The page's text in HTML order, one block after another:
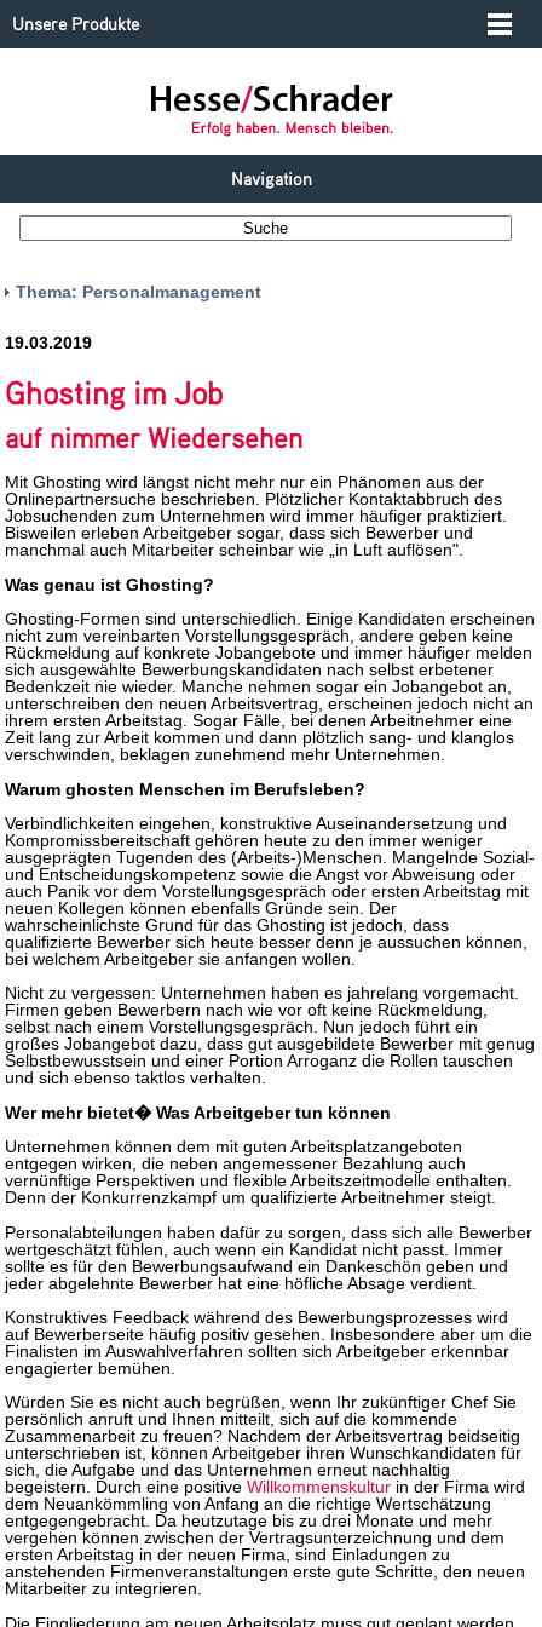
Unsere Produkte
Navigation
Thema: Personalmanagement
19.03.2019
Ghosting im Job
auf nimmer Wiedersehen
Mit Ghosting wird längst nicht mehr nur ein Phänomen aus der
Onlinepartnersuche beschrieben. Plötzlicher Kontaktabbruch des
Jobsuchenden zum Unternehmen wird immer häufiger praktiziert.
Bisweilen erleben Arbeitgeber sogar, dass sich Bewerber und
manchmal auch Mitarbeiter scheinbar wie „in Luft auflösen".
Was genau ist Ghosting?
Ghosting-Formen sind unterschiedlich. Einige Kandidaten erscheinen
nicht zum vereinbarten Vorstellungsgespräch, andere geben keine
Rückmeldung auf konkrete Jobangebote und immer häufiger melden
sich ausgewählte Bewerbungskandidaten nach selbst erbetener
Bedenkzeit nie wieder. Manche nehmen sogar ein Jobangebot an,
unterschreiben den neuen Arbeitsvertrag, erscheinen jedoch nicht an
ihrem ersten Arbeitstag. Sogar Fälle, bei denen Arbeitnehmer eine
Zeit lang zur Arbeit kommen und dann plötzlich sang- und klanglos
verschwinden, beklagen zunehmend mehr Unternehmen.
Warum ghosten Menschen im Berufsleben?
Verbindlichkeiten eingehen, konstruktive Auseinandersetzung und
Kompromissbereitschaft gehören heute zu den immer weniger
ausgeprägten Tugenden des (Arbeits-)Menschen. Mangelnde Sozial-
und Entscheidungskompetenz sowie die Angst vor Abweisung oder
auch Panik vor dem Vorstellungsgespräch oder ersten Arbeitstag mit
neuen Kollegen können ebenfalls Gründe sein. Der
wahrscheinlichste Grund für das Ghosting ist jedoch, dass
qualifizierte Bewerber sich heute besser denn je aussuchen können,
bei welchem Arbeitgeber sie anfangen wollen.
Nicht zu vergessen: Unternehmen haben es jahrelang vorgemacht.
Firmen geben Bewerbern nach wie vor oft keine Rückmeldung,
selbst nach einem Vorstellungsgespräch. Nun jedoch führt ein
großes Jobangebot dazu, dass gut ausgebildete Bewerber mit genug
Selbstbewusstsein und einer Portion Arroganz die Rollen tauschen
und sich ebenso taktlos verhalten.
Wer mehr bietet� Was Arbeitgeber tun können
Unternehmen können dem mit guten Arbeitsplatzangeboten
entgegen wirken, die neben angemessener Bezahlung auch
vernünftige Perspektiven und flexible Arbeitszeitmodelle enthalten.
Denn der Konkurrenzkampf um qualifizierte Arbeitnehmer steigt.
Personalabteilungen haben dafür zu sorgen, dass sich alle Bewerber
wertgeschätzt fühlen, auch wenn ein Kandidat nicht passt. Immer
sollte es für den Bewerbungsaufwand ein Dankeschön geben und
jeder abgelehnte Bewerber hat eine höfliche Absage verdient.
Konstruktives Feedback während des Bewerbungsprozesses wird
auf Bewerberseite häufig positiv gesehen. Insbesondere aber um die
Finalisten im Auswahlverfahren sollten sich Arbeitgeber erkennbar
engagierter bemühen.
Würden Sie es nicht auch begrüßen, wenn Ihr zukünftiger Chef Sie
persönlich anruft und Ihnen mitteilt, sich auf die kommende
Zusammenarbeit zu freuen? Nachdem der Arbeitsvertrag beidseitig
unterschrieben ist, können Arbeitgeber ihren Wunschkandidaten für
sich, die Aufgabe und das Unternehmen erneut nachhaltig
begeistern. Durch eine positiveWillkommenskultur in der Firma wird
dem Neuankömmling von Anfang an die richtige Wertschätzung
entgegengebracht. Da heutzutage bis zu drei Monate und mehr
vergehen können zwischen der Vertragsunterzeichnung und dem
ersten Arbeitstag in der neuen Firma, sind Einladungen zu
anstehenden Firmenveranstaltungen erste gute Schritte, den neuen
Mitarbeiter zu integrieren.
Die Eingliederung am neuen Arbeitsplatz muss gut geplant werden.